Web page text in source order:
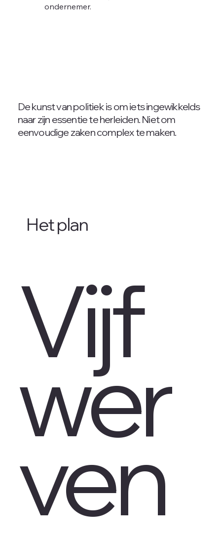
ondernemer.
De kunst van politiek is om iets ingewikkelds
naar zijn essentie te herleiden. Niet om
eenvoudige zaken complex te maken.
Het plan
Vijf
wer
ven